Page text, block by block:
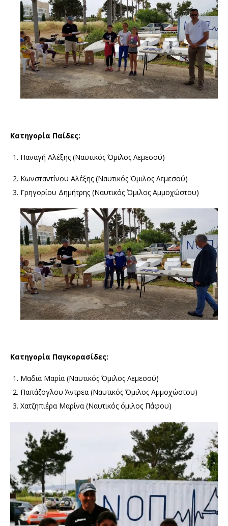
Κατηγορία Παίδες:
Παναγή Αλέξης (Ναυτικός Όμιλος Λεμεσού)
Κωνσταντίνου Αλέξης (Ναυτικός Όμιλος Λεμεσού)
Γρηγορίου Δημήτρης (Ναυτικός Όμιλος Αμμοχώστου)
Κατηγορία Παγκορασίδες:
Μαδιά Μαρία (Ναυτικός Όμιλος Λεμεσού)
Παπάζογλου Άντρεα (Ναυτικός Όμιλος Αμμοχώστου)
Χατζηπιέρα Μαρίνα (Ναυτικός όμιλος Πάφου)